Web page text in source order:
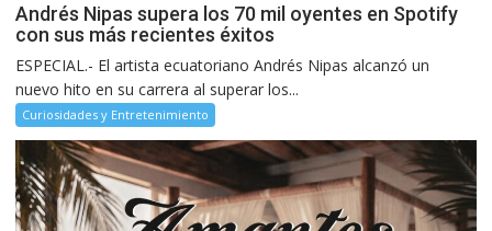
Andrés Nipas supera los 70 mil oyentes en Spotify
con sus más recientes éxitos
ESPECIAL.- El artista ecuatoriano Andrés Nipas alcanzó un
nuevo hito en su carrera al superar los...
Curiosidades y Entretenimiento